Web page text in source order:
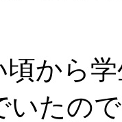
頃から
いたの